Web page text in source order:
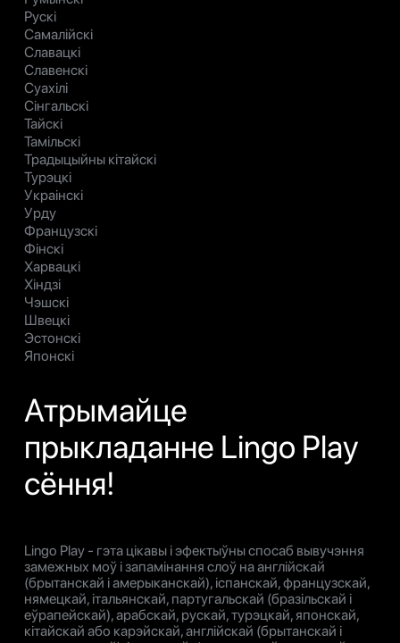
Рускі
Самалійскі
Славацкі
Славенскі
Суахілі
Сінгальскі
Тайскі
Тамільскі
Традыцыйны кітайскі
Турэцкі
Украінскі
Урду
Французскі
Фінскі
Харвацкі
Хіндзі
Чэшскі
Швецкі
Эстонскі
Японскі
Атрымайце
прыкладанне Lingo Play
сёння!
Lingo Play - гэта цікавы і эфектыўны спосаб вывучэння
замежных моў і запамінання слоў на англійскай
(брытанскай і амерыканскай), іспанскай, французскай,
нямецкай, італьянскай, партугальскай (бразільскай і
еўрапейскай), арабскай, рускай, турэцкай, японскай,
кітайскай або карэйскай, англійскай (брытанскай і